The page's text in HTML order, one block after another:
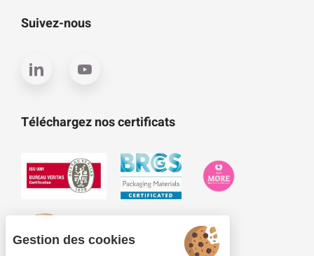
Suivez-nous
Téléchargez nos certificats
Gestion des cookies